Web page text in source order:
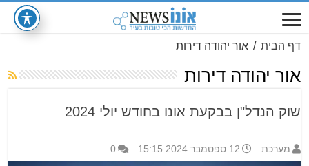
דף הבית / אור יהודה דירות
אור יהודה דירות
שוק הנדל"ן בבקעת אונו בחודש יולי 2024
מערכת 12 ספטמבר 2024 15:15 0